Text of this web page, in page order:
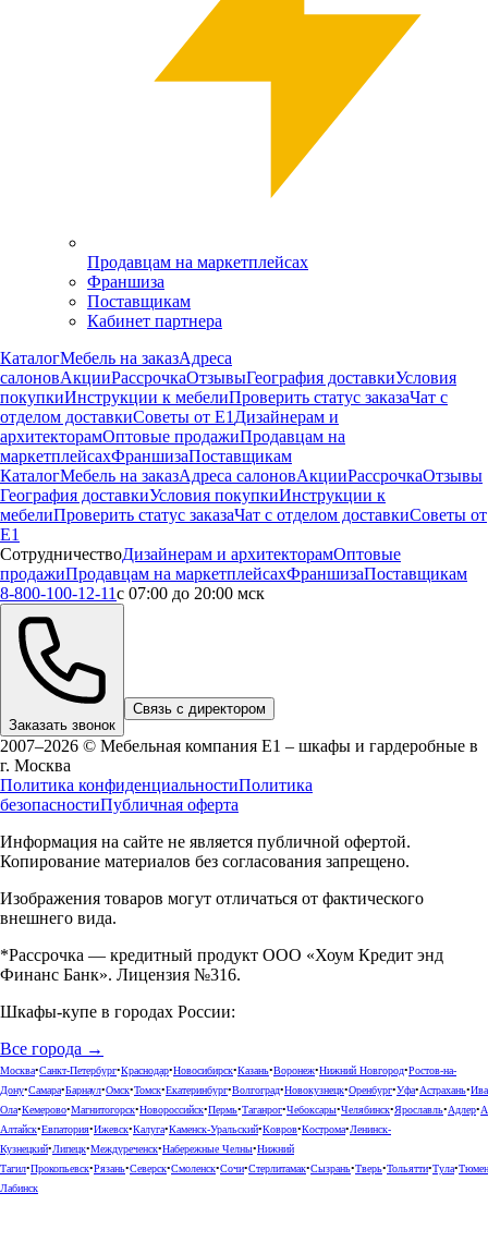
Продавцам на маркетплейсах
Франшиза
Поставщикам
Кабинет партнера
КаталогМебель на заказАдреса
салоновАкцииРассрочкаОтзывыГеография доставкиУсловия
покупкиИнструкции к мебелиПроверить статус заказаЧат с
отделом доставкиСоветы от Е1 Дизайнерам и
архитекторамОптовые продажиПродавцам на
маркетплейсахФраншизаПоставщикам
КаталогМебель на заказАдреса салоновАкцииРассрочкаОтзывы
География доставкиУсловия покупкиИнструкции к
мебелиПроверить статус заказаЧат с отделом доставкиСоветы от
Е1
СотрудничествоДизайнерам и архитекторамОптовые
продажиПродавцам на маркетплейсахФраншизаПоставщикам
8-800-100-12-11с 07:00 до 20:00 мск
Заказать звонок
Связь с директором
2007–2026 © Мебельная компания Е1 – шкафы и гардеробные в
г. Москва
Политика конфиденциальностиПолитика
безопасностиПубличная оферта
Информация на сайте не является публичной офертой.
Копирование материалов без согласования запрещено.
Изображения товаров могут отличаться от фактического
внешнего вида.
*Рассрочка — кредитный продукт ООО «Хоум Кредит энд
Финанс Банк». Лицензия №316.
Шкафы-купе в городах России:
Все города →
Москва•Санкт-Петербург•Краснодар•Новосибирск•Казань•Воронеж•Нижний Новгород•Ростов-на-
Дону•Самара•Барнаул•Омск•Томск•Екатеринбург•Волгоград•Новокузнецк•Оренбург•Уфа•Астрахань•
Ола•Кемерово•Магнитогорск•Новороссийск•Пермь•Таганрог•Чебоксары•Челябинск•Ярославль•Адлер•
Алтайск•Евпатория•Ижевск•Калуга•Каменск-Уральский•Ковров•Кострома•Ленинск-
Кузнецкий•Липецк•Междуреченск•Набережные Челны•Нижний
Тагил•Прокопьевск•Рязань•Северск•Смоленск•Сочи•Стерлитамак•Сызрань•Тверь•Тольятти•Тула•
Лабинск